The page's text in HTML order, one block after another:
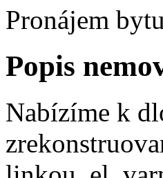
Pronájem
Popis
Nabízíme k